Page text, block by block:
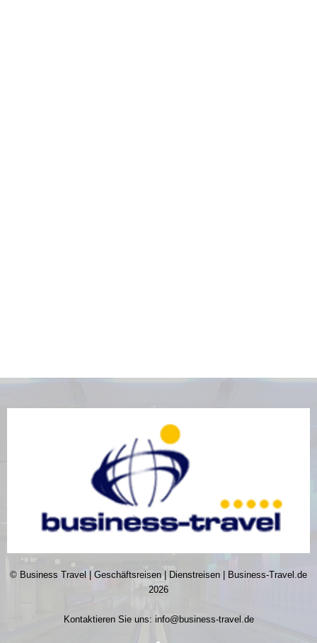
© Business Travel | Geschäftsreisen | Dienstreisen | Business-Travel.de
2026
Kontaktieren Sie uns: info@business-travel.de